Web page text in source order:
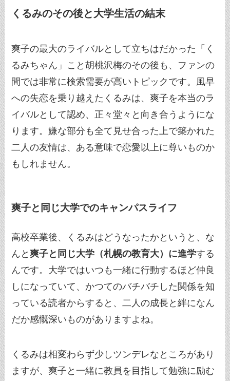
くるみのその後と大学生活の結末
爽子の最大のライバルとして立ちはだかった「く
るみちゃん」こと胡桃沢梅のその後も、ファンの
間では非常に検索需要が高いトピックです。風早
への失恋を乗り越えたくるみは、爽子を本当のラ
イバルとして認め、正々堂々と向き合うようにな
ります。嫌な部分も全て見せ合った上で築かれた
二人の友情は、ある意味で恋愛以上に尊いものか
もしれません。
爽子と同じ大学でのキャンパスライフ
高校卒業後、くるみはどうなったかというと、な
んと爽子と同じ大学（札幌の教育大）に進学する
んです。大学ではいつも一緒に行動するほど仲良
しになっていて、かつてのバチバチした関係を知
っている読者からすると、二人の成長と絆になん
だか感慨深いものがありますよね。
くるみは相変わらず少しツンデレなところがあり
ますが、爽子と一緒に教員を目指して勉強に励む